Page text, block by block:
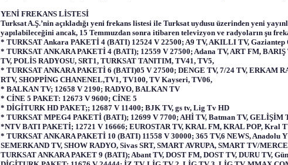
YENİ FREKANS LİSTESİ
Turksat A.Ş.’nin açıkladığı yeni frekans listesi ile Turksat uydusu üzerinden yeni
yapılabileceğini ancak, 15 Temmuzdan sonra itibaren televizyon ve radyoların şu
* TURKSAT Ankara PAKETİ 4 (BATI) 12524 V 22500; A9 TV, AKILLI TV,
* TURKSAT ANKARA PAKETİ 4 (BATI); 12559 V 27500; Adana TV, ART FM,
TV, POLİS RADYOSU, SRT1, TURKSAT TANITIM, TV41, TV5,
* TURKSAT ANKARA PAKETİ 6 (BATI)05 V 27500; DENGE TV, 7/24 TV, ERKAM
RTV, SHOPPİNG CHANENEL,TV1, TV100, TV Kayseri, TV06,
* BALKAN TV; 12658 V 2190; RADYO, BALKAN TV
* CİNE 5 PAKET: 12673 V 9600; CİNE 5
* DİGİTURK HD PAKET;; 12687 V 11400; BJK TV, gs tv, Lig Tv HD
* TURKSAT MPEG4 PAKETİ (BATI); 12699 V 7700; AHİ TV, Batman TV,
*NTV BATI PAKETİ; 12721 V 16666; EUROSTAR TV, KRAL FM, KRAL POP, Kral
* TURKSAT ANKARA PAKETİ 10 (BATI) 11558 V 30000; 365 TV,6 NEWS,
SEMERKAND TV, SHOW RADYO, Sivas SRT, SMART AVRUPA, SMART TV/
TURKSAT ANKARA PAKET 9 (BATI); Abant TV, DOST FM, DOST TV, DURU TV,